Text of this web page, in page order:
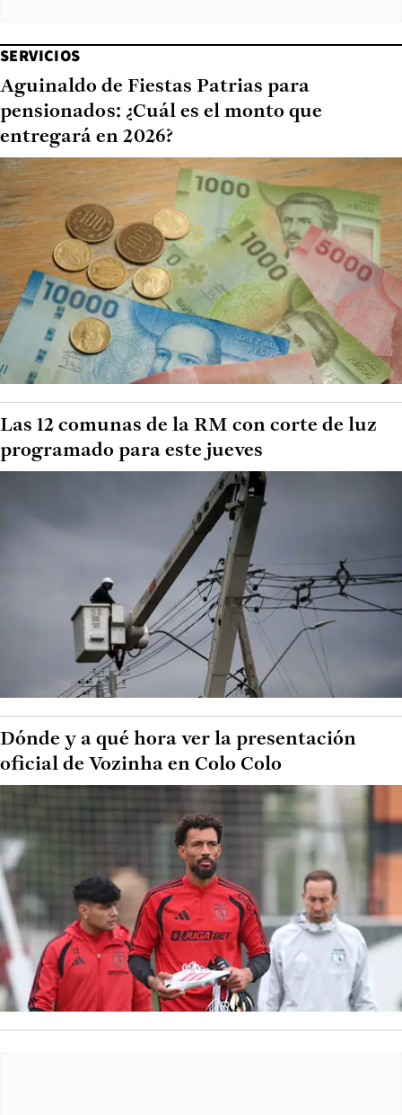
SERVICIOS
Aguinaldo de Fiestas Patrias para
pensionados: ¿Cuál es el monto que
entregará en 2026?
Las 12 comunas de la RM con corte de luz
programado para este jueves
Dónde y a qué hora ver la presentación
oficial de Vozinha en Colo Colo